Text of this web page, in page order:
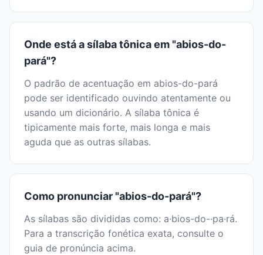
Onde está a sílaba tônica em "abios-do-
pará"?
O padrão de acentuação em abios-do-pará
pode ser identificado ouvindo atentamente ou
usando um dicionário. A sílaba tônica é
tipicamente mais forte, mais longa e mais
aguda que as outras sílabas.
Como pronunciar "abios-do-pará"?
As sílabas são divididas como: a·bios-do-·pa·rá.
Para a transcrição fonética exata, consulte o
guia de pronúncia acima.